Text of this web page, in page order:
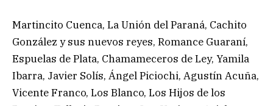
Martincito Cuenca, La Unión del Paraná, Cachito
González y sus nuevos reyes, Romance Guaraní,
Espuelas de Plata, Chamameceros de Ley, Yamila
Ibarra, Javier Solís, Ángel Piciochi, Agustín Acuña,
Vicente Franco, Los Blanco, Los Hijos de los